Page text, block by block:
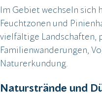
Im Gebiet wechseln sich
Feuchtzonen und
vielfältige Landschaften,
Familienwanderungen,
Naturerkundung.
Naturstrände und